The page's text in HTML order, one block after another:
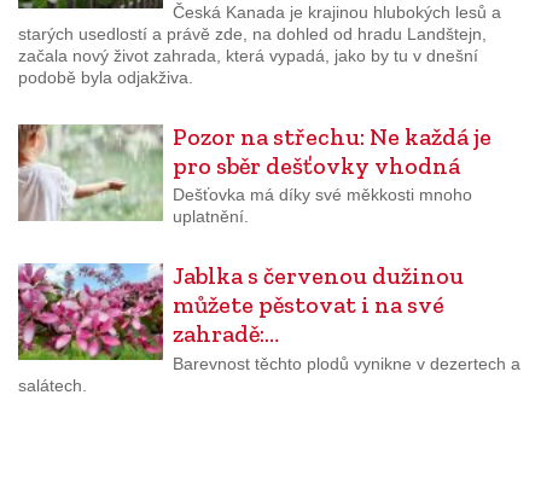
Česká Kanada je krajinou hlubokých lesů a
starých usedlostí a právě zde, na dohled od hradu Landštejn,
začala nový život zahrada, která vypadá, jako by tu v dnešní
podobě byla odjakživa.
Pozor na střechu: Ne každá je
pro sběr dešťovky vhodná
Dešťovka má díky své měkkosti mnoho
uplatnění.
Jablka s červenou dužinou
můžete pěstovat i na své
zahradě:…
Barevnost těchto plodů vynikne v dezertech a
salátech.